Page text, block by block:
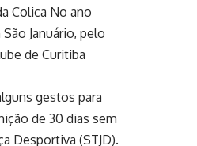
Colica No ano
Januário, pelo
de Curitiba
gestos para
de 30 dias sem
Desportiva (STJD).